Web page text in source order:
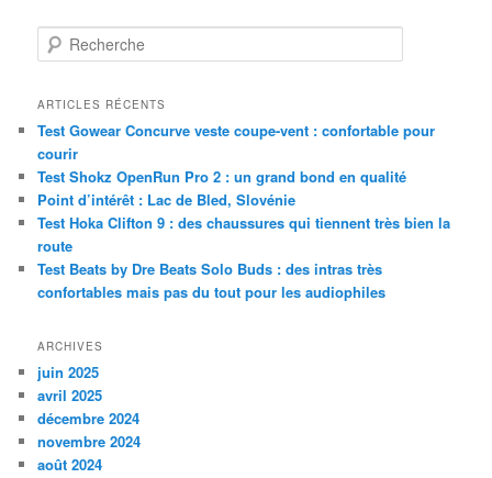
e
h
r
c
h
e
ARTICLES RÉCENTS
Test Gowear Concurve veste coupe-vent : confortable pour
courir
Test Shokz OpenRun Pro 2 : un grand bond en qualité
Point d’intérêt : Lac de Bled, Slovénie
Test Hoka Clifton 9 : des chaussures qui tiennent très bien la
route
Test Beats by Dre Beats Solo Buds : des intras très
confortables mais pas du tout pour les audiophiles
ARCHIVES
juin 2025
avril 2025
décembre 2024
novembre 2024
août 2024